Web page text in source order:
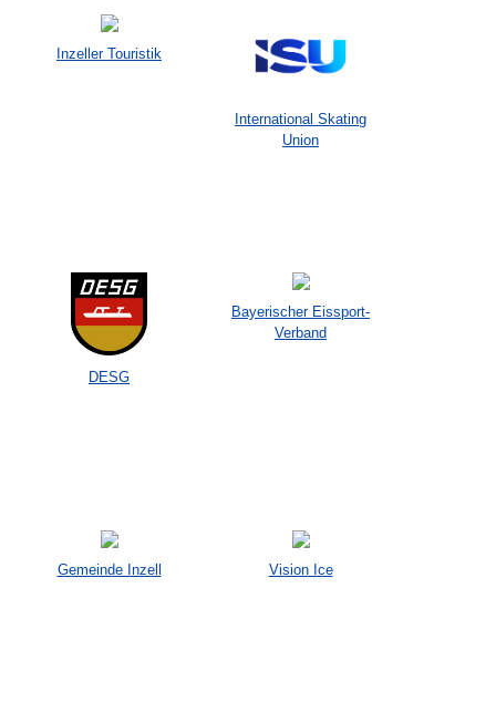
Inzeller Touristik
International Skating
Union
DESG
Bayerischer Eissport-
Verband
Gemeinde Inzell Vision Ice